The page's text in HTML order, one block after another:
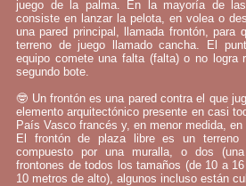
juego de la palma. En la mayoría de
consiste en lanzar la pelota, en volea o
una pared principal, llamada frontón, para
terreno de juego llamado cancha. El
equipo comete una falta (falta) o no logra
segundo bote.
🤓 Un frontón es una pared contra el que
elemento arquitectónico presente en casi
País Vasco francés y, en menor medida,
El frontón de plaza libre es un terreno
compuesto por una muralla, o dos
frontones de todos los tamaños (de 10 a
10 metros de alto), algunos incluso están